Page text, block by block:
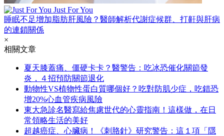
Just For You
睡眠不足增加脂肪肝風險？醫師解析代謝症候群、打鼾與肝病
的連鎖關係
×
相關文章
夏天膝蓋痛、僵硬卡卡？醫警告：吃冰恐催化關節發
炎，４招預防關節退化
動物性VS植物性蛋白質哪個好？吃對防肌少症，吃錯恐
增20%心血管疾病風險
東大急診名醫寫給焦慮世代的心靈指南！這樣做，在日
常領略生活的美好
超越癌症、心臟病！《刺胳針》研究警告：這１項「隱